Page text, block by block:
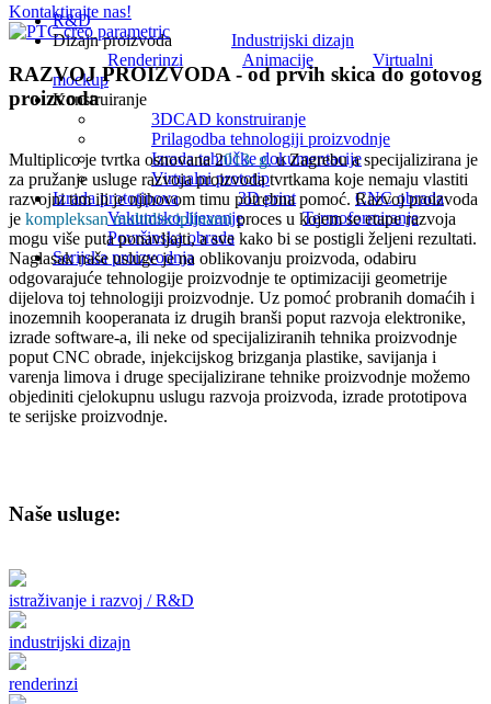
R&D
Dizajn proizvoda
Industrijski dizajn
Renderinzi
Animacije
Virtualni
mockup
Konstruiranje
3DCAD konstruiranje
Prilagodba tehnologiji proizvodnje
Izrada tehničke dokumentacije
Virtualni prototip
Izrada prototipova
3D print
CNC obrada
Vakumsko lijevanje
Termoformiranje
Površinska obrada
Serijska proizvodnja
Kontaktirajte nas!
RAZVOJ PROIZVODA - od prvih skica do gotovog
proizvoda
Multiplico je tvrtka osnovana 2013. g.u Zagrebu a specijalizirana je
za pružanje usluge razvoja proizvoda tvrtkama koje nemaju vlastiti
razvojni tim ili je njihovom timu potrebna pomoć. Razvoj proizvoda
je kompleksan multidisciplinarniproces u kojem se etape razvoja
mogu više puta ponavljajti, a sve kako bi se postigli željeni rezultati.
Naglasak naše usluge je na oblikovanju proizvoda, odabiru
odgovarajuće tehnologije proizvodnje te optimizaciji geometrije
dijelova toj tehnologiji proizvodnje. Uz pomoć probranih domaćih i
inozemnih kooperanata iz drugih branši poput razvoja elektronike,
izrade software-a, ili neke od specijaliziranih tehnika proizvodnje
poput CNC obrade, injekcijskog brizganja plastike, savijanja i
varenja limova i druge specijalizirane tehnike proizvodnje možemo
objediniti cjelokupnu uslugu razvoja proizvoda, izrade prototipova
te serijske proizvodnje.
Naše usluge:
istraživanje i razvoj / R&D
industrijski dizajn
renderinzi